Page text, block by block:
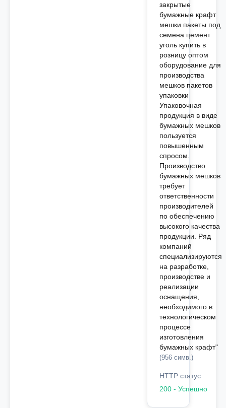
закрытые
бумажные крафт
мешки пакеты под
семена цемент
уголь купить в
розницу оптом
оборудование для
производства
мешков пакетов
упаковки
Упаковочная
продукция в виде
бумажных мешков
пользуется
повышенным
спросом.
Производство
бумажных мешков
требует
ответственности
производителей
по обеспечению
высокого качества
продукции. Ряд
компаний
специализируются
на разработке,
производстве и
реализации
оснащения,
необходимого в
технологическом
процессе
изготовления
бумажных крафт"
(956 симв.)
HTTP статус
200 - Успешно